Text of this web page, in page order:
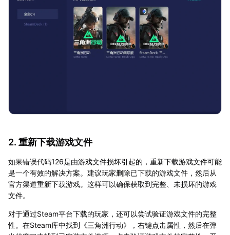
2. 重新下载游戏文件
如果错误代码126是由游戏文件损坏引起的，重新下载游戏文件可能
是一个有效的解决方案。建议玩家删除已下载的游戏文件，然后从
官方渠道重新下载游戏。这样可以确保获取到完整、未损坏的游戏
文件。
对于通过Steam平台下载的玩家，还可以尝试验证游戏文件的完整
性。在Steam库中找到《三角洲行动》，右键点击属性，然后在弹